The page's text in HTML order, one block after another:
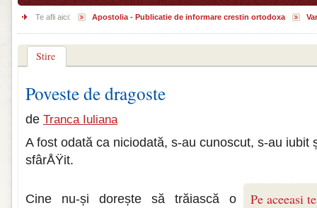
Te afli aici: Apostolia - Publicatie de informare crestin ortodoxa
Stire
Poveste de dragoste
de Tranca Iuliana
A fost odată ca niciodată, s-au cunoscut, s-au iubit
sfârÅŸit.
Pe aceeasi
Cine nu-și dorește să trăiască o